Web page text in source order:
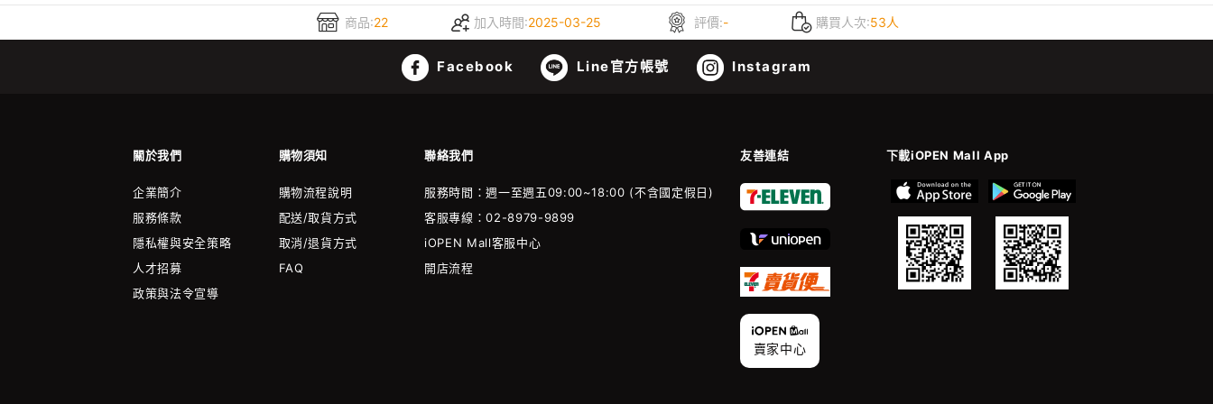
商品:22 加入時間:2025-03-25 評價:- 購買人次:53人
Facebook Line官方帳號 Instagram
關於我們 購物須知 聯絡我們 友善連結 下載iOPEN Mall App
企業簡介
服務條款
隱私權與安全策略
人才招募
政策與法令宣導
購物流程說明
配送/取貨方式
取消/退貨方式
FAQ
服務時間：週一至週五09:00~18:00 (不含國定假日)
客服專線：02-8979-9899
iOPEN Mall客服中心
開店流程
賣家中心